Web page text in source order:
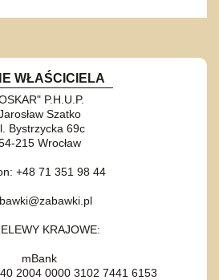
WŁAŚCICIELA
P.H.U.P.
Szatko
Bystrzycka 69c
215 Wrocław
+48 71 351 98 44
KRAJOWE:
mBank
2004 0000 3102 7441 6153